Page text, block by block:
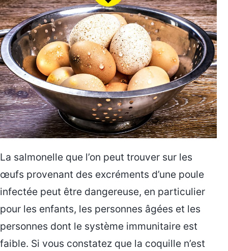
La salmonelle que l’on peut trouver sur les
œufs provenant des excréments d’une poule
infectée peut être dangereuse, en particulier
pour les enfants, les personnes âgées et les
personnes dont le système immunitaire est
faible. Si vous constatez que la coquille n’est